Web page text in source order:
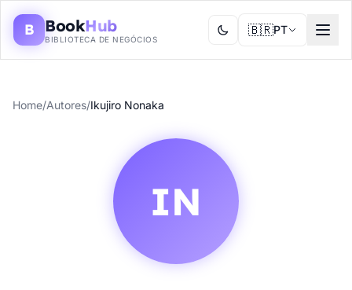
B BookHub
BIBLIOTECA DE NEGÓCIOS
🇧🇷PT
Home/Autores/Ikujiro Nonaka
IN